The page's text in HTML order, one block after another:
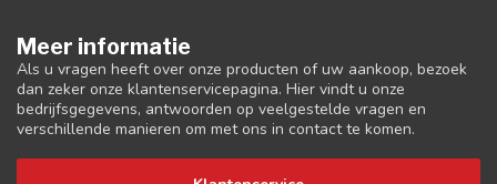
Meer informatie
Als u vragen heeft over onze producten of uw aankoop, bezoek
dan zeker onze klantenservicepagina. Hier vindt u onze
bedrijfsgegevens, antwoorden op veelgestelde vragen en
verschillende manieren om met ons in contact te komen.